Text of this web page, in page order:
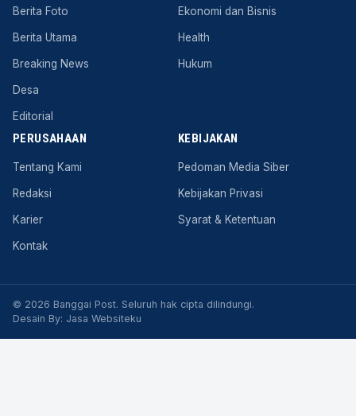
Berita Foto
Berita Utama
Breaking News
Desa
Editorial
Ekonomi dan Bisnis
Health
Hukum
PERUSAHAAN
Tentang Kami
Redaksi
Karier
Kontak
KEBIJAKAN
Pedoman Media Siber
Kebijakan Privasi
Syarat & Ketentuan
© 2026 Banggai Post. Seluruh hak cipta dilindungi.
Desain By: Jasa Websiteku